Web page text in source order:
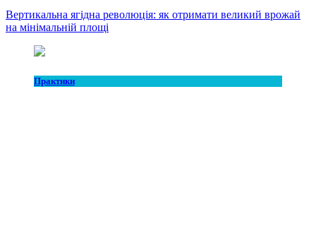
Вертикальна ягідна революція: як отримати великий врожай
на мінімальній площі
Практики